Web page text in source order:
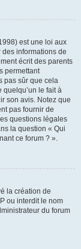
est une loi aux
informations de
écrit des parents
permettant
pas sûr que cela
quelqu’un le fait à
son avis. Notez que
pas fournir de
questions légales
la question « Qui
ce forum ? ».
la création de
ou interdit le nom
du forum